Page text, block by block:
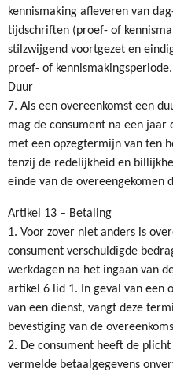
kennismaking afleveren van
tijdschriften (proef- of
stilzwijgend voortgezet en
proef- of kennismakingsperiode.
Duur
7. Als een overeenkomst een
mag de consument na een
met een opzegtermijn van ten
tenzij de redelijkheid en
einde van de overeengekomen
Artikel 13 – Betaling
1. Voor zover niet anders is
consument verschuldigde
werkdagen na het ingaan van
artikel 6 lid 1. In geval van een
van een dienst, vangt deze
bevestiging van de
2. De consument heeft de
vermelde betaalgegevens